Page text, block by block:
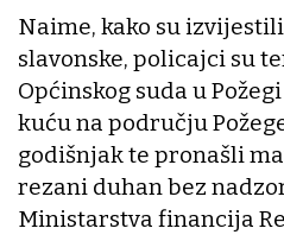
Naime, kako su
slavonske, policajci su
Općinskog suda u
kuću na području
godišnjak te pronašli
rezani duhan bez
Ministarstva financija